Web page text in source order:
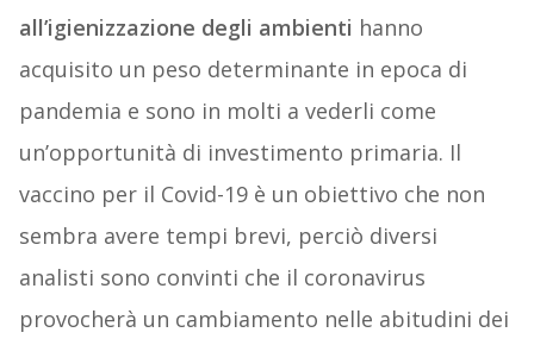
all’igienizzazione degli ambienti hanno
acquisito un peso determinante in epoca di
pandemia e sono in molti a vederli come
un’opportunità di investimento primaria. Il
vaccino per il Covid-19 è un obiettivo che non
sembra avere tempi brevi, perciò diversi
analisti sono convinti che il coronavirus
provocherà un cambiamento nelle abitudini dei